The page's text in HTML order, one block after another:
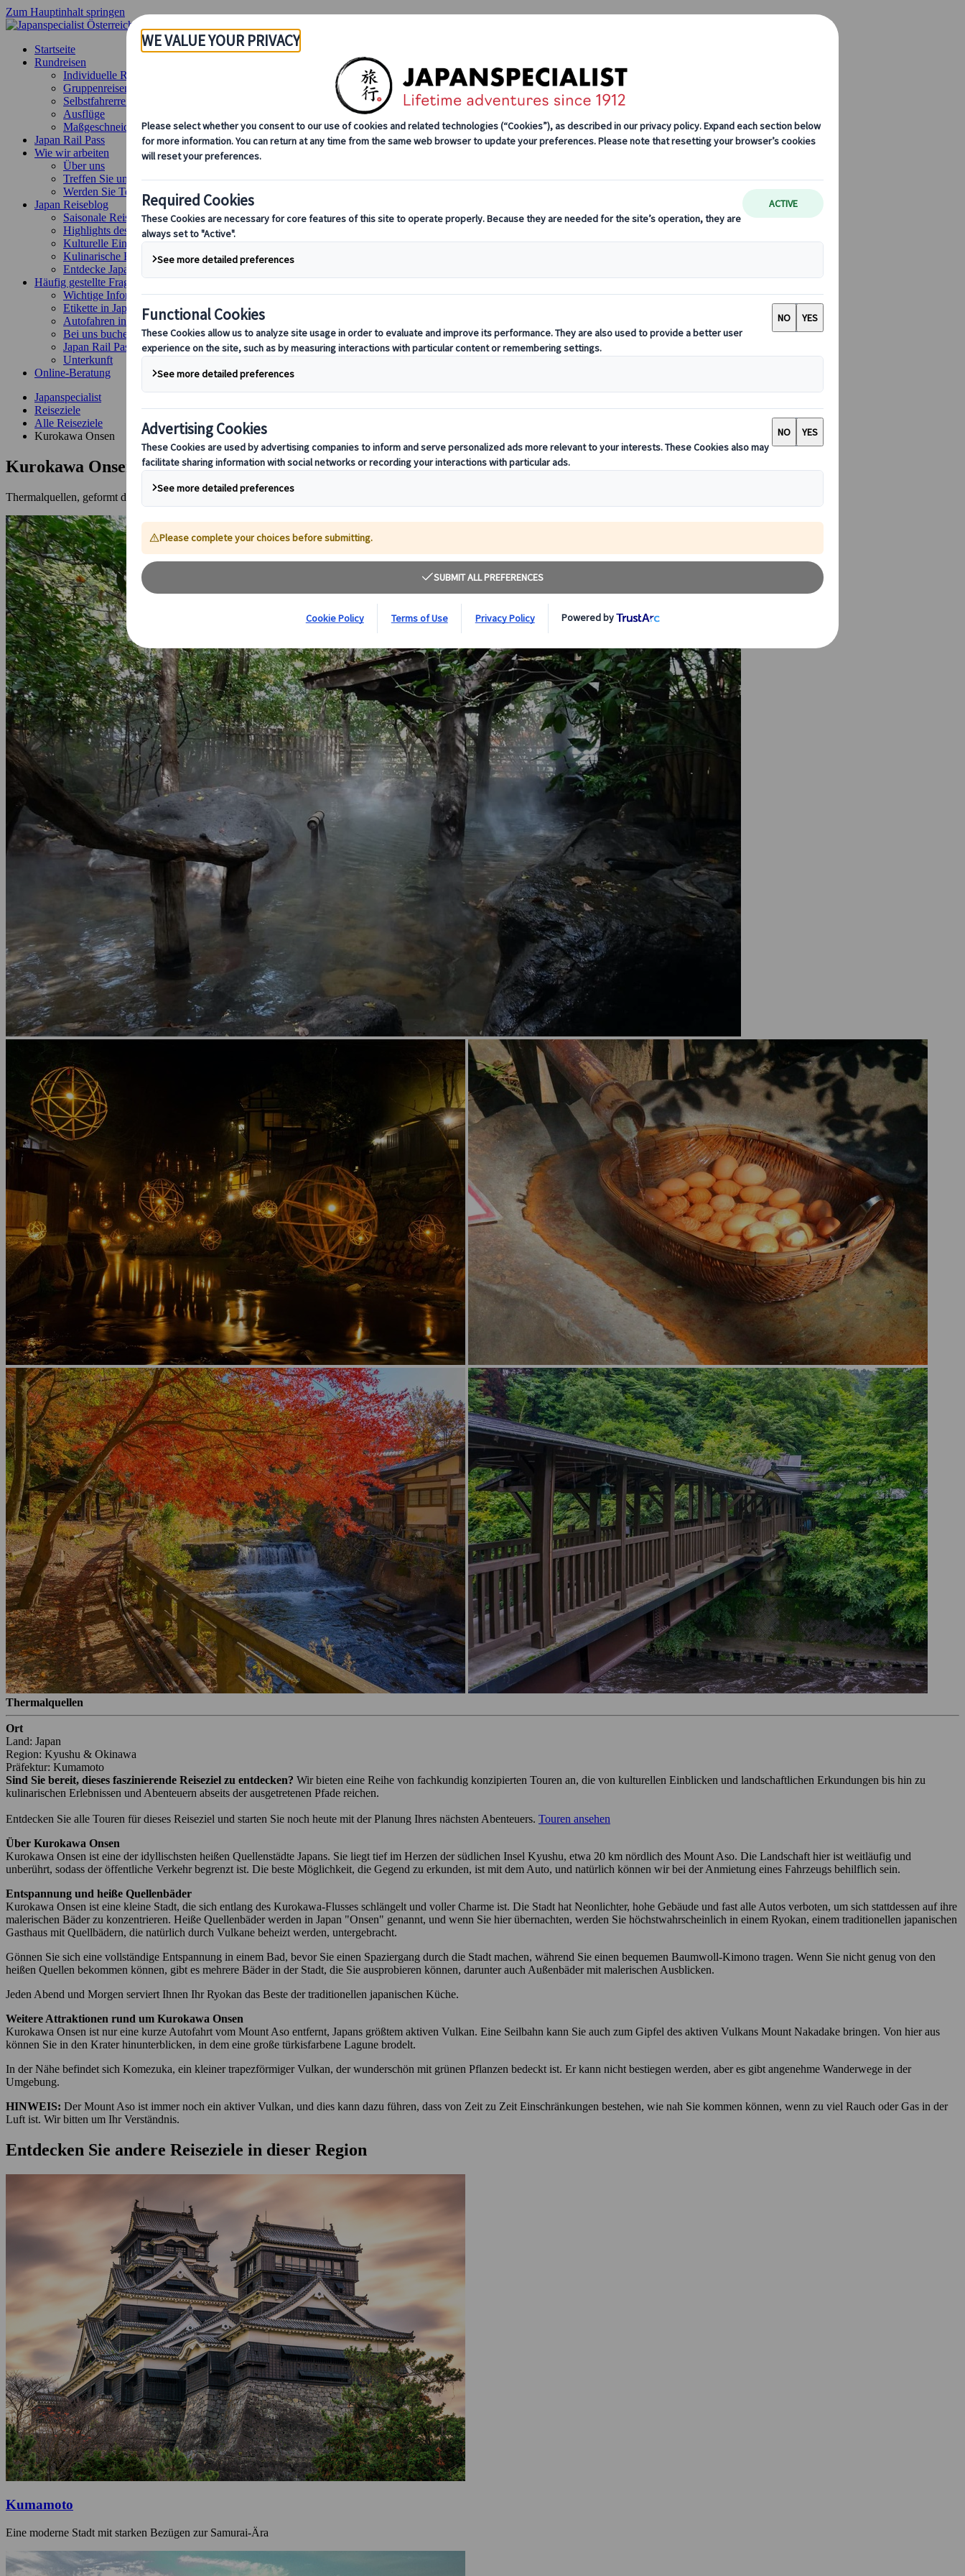
Zum Hauptinhalt springen
Startseite
Rundreisen
Individuelle Reisen
Gruppenreisen
Selbstfahrerreisen
Ausflüge
Maßgeschneiderte Gruppenreisen
Japan Rail Pass
Wie wir arbeiten
Über uns
Treffen Sie unser Team
Werden Sie Teil unseres Teams
Japan Reiseblog
Saisonale Reisetipps
Highlights des Reiseziels
Kulturelle Einblicke
Kulinarische Erlebnisse
Entdecke Japan mit dem Zug
Häufig gestellte Fragen
Wichtige Informationen
Etikette in Japan
Autofahren in Japan
Bei uns buchen
Japan Rail Pass
Unterkunft
Online-Beratung
Japanspecialist
Reiseziele
Alle Reiseziele
Kurokawa Onsen
Kurokawa Onsen
Thermalquellen, geformt durch vulkanische Kräfte
Thermalquellen
Ort
Land: Japan
Region: Kyushu & Okinawa
Präfektur: Kumamoto
Sind Sie bereit, dieses faszinierende Reiseziel zu entdecken? Wir bieten eine Reihe von fachkundig konzipierten Touren an, die von kulturellen Einblicken und landschaftlichen Erkundungen bis hin zu
kulinarischen Erlebnissen und Abenteuern abseits der ausgetretenen Pfade reichen.
Entdecken Sie alle Touren für dieses Reiseziel und starten Sie noch heute mit der Planung Ihres nächsten Abenteuers. Touren ansehen
Über Kurokawa Onsen
Kurokawa Onsen ist eine der idyllischsten heißen Quellenstädte Japans. Sie liegt tief im Herzen der südlichen Insel Kyushu, etwa 20 km nördlich des Mount Aso. Die Landschaft hier ist weitläufig und
unberührt, sodass der öffentliche Verkehr begrenzt ist. Die beste Möglichkeit, die Gegend zu erkunden, ist mit dem Auto, und natürlich können wir bei der Anmietung eines Fahrzeugs behilflich sein.
Entspannung und heiße Quellenbäder
Kurokawa Onsen ist eine kleine Stadt, die sich entlang des Kurokawa-Flusses schlängelt und voller Charme ist. Die Stadt hat Neonlichter, hohe Gebäude und fast alle Autos verboten, um sich stattdessen auf ihre
malerischen Bäder zu konzentrieren. Heiße Quellenbäder werden in Japan "Onsen" genannt, und wenn Sie hier übernachten, werden Sie höchstwahrscheinlich in einem Ryokan, einem traditionellen japanischen
Gasthaus mit Quellbädern, die natürlich durch Vulkane beheizt werden, untergebracht.
Gönnen Sie sich eine vollständige Entspannung in einem Bad, bevor Sie einen Spaziergang durch die Stadt machen, während Sie einen bequemen Baumwoll-Kimono tragen. Wenn Sie nicht genug von den
heißen Quellen bekommen können, gibt es mehrere Bäder in der Stadt, die Sie ausprobieren können, darunter auch Außenbäder mit malerischen Ausblicken.
Jeden Abend und Morgen serviert Ihnen Ihr Ryokan das Beste der traditionellen japanischen Küche.
Weitere Attraktionen rund um Kurokawa Onsen
Kurokawa Onsen ist nur eine kurze Autofahrt vom Mount Aso entfernt, Japans größtem aktiven Vulkan. Eine Seilbahn kann Sie auch zum Gipfel des aktiven Vulkans Mount Nakadake bringen. Von hier aus
können Sie in den Krater hinunterblicken, in dem eine große türkisfarbene Lagune brodelt.
In der Nähe befindet sich Komezuka, ein kleiner trapezförmiger Vulkan, der wunderschön mit grünen Pflanzen bedeckt ist. Er kann nicht bestiegen werden, aber es gibt angenehme Wanderwege in der
Umgebung.
HINWEIS: Der Mount Aso ist immer noch ein aktiver Vulkan, und dies kann dazu führen, dass von Zeit zu Zeit Einschränkungen bestehen, wie nah Sie kommen können, wenn zu viel Rauch oder Gas in der
Luft ist. Wir bitten um Ihr Verständnis.
Entdecken Sie andere Reiseziele in dieser Region
Kumamoto
Eine moderne Stadt mit starken Bezügen zur Samurai-Ära